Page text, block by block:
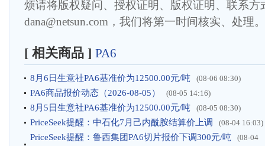
烦请将版权疑问、授权证明、版权证明、联系方
dana@netsun.com，我们将第一时间核实、处理。
[ 相关商品 ] PA6
8月6日生意社PA6基准价为12500.00元/吨 (08-06 08:30)
PA6商品报价动态（2026-08-05） (08-05 14:16)
8月5日生意社PA6基准价为12500.00元/吨 (08-05 08:30)
PriceSeek提醒：中石化7月己内酰胺结算价上调 (08-04 16:03)
PriceSeek提醒：鲁西集团PA6切片报价下调300元/吨 (08-04